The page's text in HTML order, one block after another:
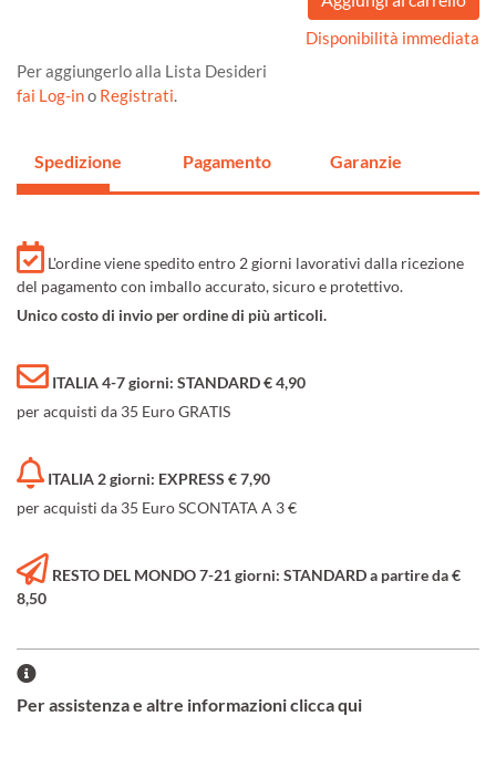
Disponibilità immediata
Per aggiungerlo alla Lista Desideri
fai Log-ino Registrati.
Spedizione Pagamento Garanzie
L'ordine viene spedito entro 2 giorni lavorativi dalla ricezione
del pagamento con imballo accurato, sicuro e protettivo.
Unico costo di invio per ordine di più articoli.
ITALIA 4-7 giorni: STANDARD € 4,90
per acquisti da 35 Euro GRATIS
ITALIA 2 giorni: EXPRESS € 7,90
per acquisti da 35 Euro SCONTATA A 3 €
RESTO DEL MONDO 7-21 giorni: STANDARD a partire da €
8,50
Per assistenza e altre informazioni clicca qui